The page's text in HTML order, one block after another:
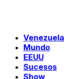
Venezuela
Mundo
EEUU
Sucesos
Show